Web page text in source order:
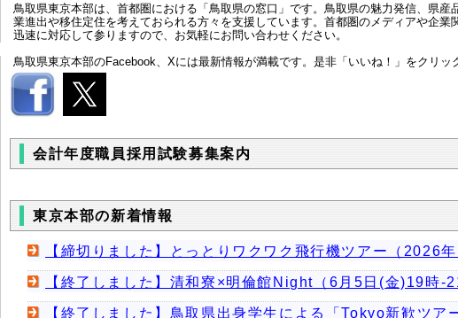
鳥取県東京本部は、首都圏における「鳥取県の窓口」です。鳥取県の魅力発信、県
業進出や移住定住を考えておられる方々を支援しています。首都圏のメディアや企
迅速に対応して参りますので、お気軽にお問い合わせください。
鳥取県東京本部のFacebook、Xには最新情報が満載です。是非「いいね！」をクリッ
会計年度職員採用試験募集案内
東京本部の新着情報
【締切りました】とっとりワクワク飛行機ツアー（2026
【終了しました】清和寮×明倫館Night（6月5日(金)19時-
【終了しました】鳥取県出身学生による「Tokyo新歓ツア